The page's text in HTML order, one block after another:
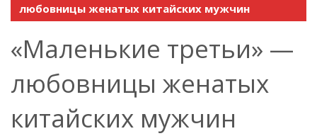
любовницы женатых китайских мужчин
«Маленькие третьи» —
любовницы женатых
китайских мужчин